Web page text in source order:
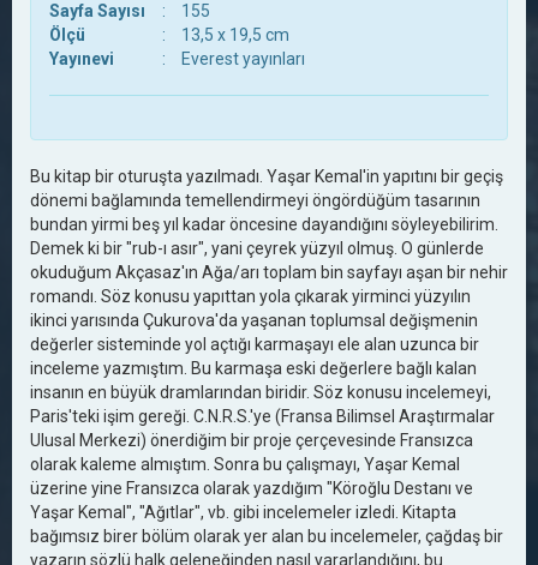
Sayfa Sayısı
:
155
Ölçü
:
13,5 x 19,5 cm
Yayınevi
: Everest yayınları
Bu kitap bir oturuşta yazılmadı. Yaşar Kemal'in yapıtını bir geçiş
dönemi bağlamında temellendirmeyi öngördüğüm tasarının
bundan yirmi beş yıl kadar öncesine dayandığını söyleyebilirim.
Demek ki bir "rub-ı asır", yani çeyrek yüzyıl olmuş. O günlerde
okuduğum Akçasaz'ın Ağa/arı toplam bin sayfayı aşan bir nehir
romandı. Söz konusu yapıttan yola çıkarak yirminci yüzyılın
ikinci yarısında Çukurova'da yaşanan toplumsal değişmenin
değerler sisteminde yol açtığı karmaşayı ele alan uzunca bir
inceleme yazmıştım. Bu karmaşa eski değerlere bağlı kalan
insanın en büyük dramlarından biridir. Söz konusu incelemeyi,
Paris'teki işim gereği. C.N.R.S.'ye (Fransa Bilimsel Araştırmalar
Ulusal Merkezi) önerdiğim bir proje çerçevesinde Fransızca
olarak kaleme almıştım. Sonra bu çalışmayı, Yaşar Kemal
üzerine yine Fransızca olarak yazdığım "Köroğlu Destanı ve
Yaşar Kemal", "Ağıtlar", vb. gibi incelemeler izledi. Kitapta
bağımsız birer bölüm olarak yer alan bu incelemeler, çağdaş bir
yazarın sözlü halk geleneğinden nasıl yararlandığını, bu